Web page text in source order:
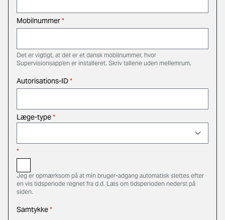
Mobilnummer*
Det er vigtigt, at det er et dansk mobilnummer, hvor
Supervisionsapp'en er installeret. Skriv tallene uden mellemrum.
Autorisations-ID*
Læge-type*
*
Jeg er opmærksom på at min bruger-adgang automatisk slettes efter
en vis tidsperiode regnet fra d.d. Læs om tidsperioden nederst på
siden.
Samtykke*